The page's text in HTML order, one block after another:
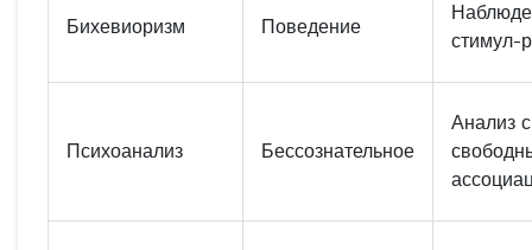
Бихевиоризм Поведение
стимул-
Психоанализ Бессознательное
Анализ